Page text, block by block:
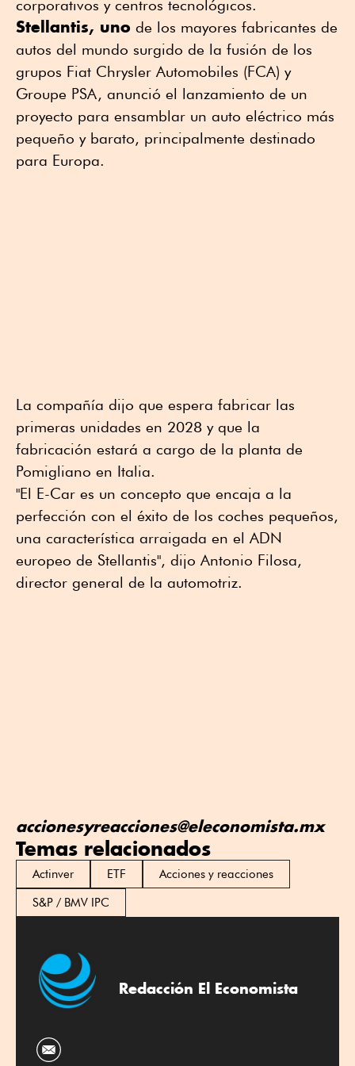
corporativos y centros tecnológicos.
Stellantis, uno de los mayores fabricantes de
autos del mundo surgido de la fusión de los
grupos Fiat Chrysler Automobiles (FCA) y
Groupe PSA, anunció el lanzamiento de un
proyecto para ensamblar un auto eléctrico más
pequeño y barato, principalmente destinado
para Europa.
La compañía dijo que espera fabricar las
primeras unidades en 2028 y que la
fabricación estará a cargo de la planta de
Pomigliano en Italia.
"El E-Car es un concepto que encaja a la
perfección con el éxito de los coches pequeños,
una característica arraigada en el ADN
europeo de Stellantis", dijo Antonio Filosa,
director general de la automotriz.
accionesyreacciones@eleconomista.mx
Temas relacionados
Actinver ETF
Acciones y reacciones
S&P / BMV IPC
Redacción El Economista